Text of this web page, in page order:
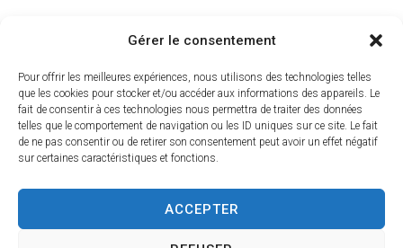
Gérer le consentement
Pour offrir les meilleures expériences, nous utilisons des technologies telles
que les cookies pour stocker et/ou accéder aux informations des appareils. Le
fait de consentir à ces technologies nous permettra de traiter des données
telles que le comportement de navigation ou les ID uniques sur ce site. Le fait
de ne pas consentir ou de retirer son consentement peut avoir un effet négatif
sur certaines caractéristiques et fonctions.
ACCEPTER
Nous contacter
Horaires d'ouverture
Du lundi au jeudi :
de 8h30 à 11h30 et de 14h à 16h
Le vendredi :
ville, et peut être localisée selon le périmètre et
Prenez quelques minutes pour vous inscrire et
bénéficier gratuitement de ce service d’alerte :
https://inscription.cedralis.com/
Comment sont utilisées les données